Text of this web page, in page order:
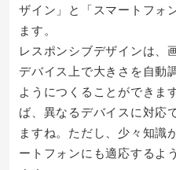
ザイン」と「スマートフォ
ます。
レスポンシブデザインは、
デバイス上で大きさを自動
ようにつくることができま
ば、異なるデバイスに対応
ますね。ただし、少々知識
ートフォンにも適応するよ